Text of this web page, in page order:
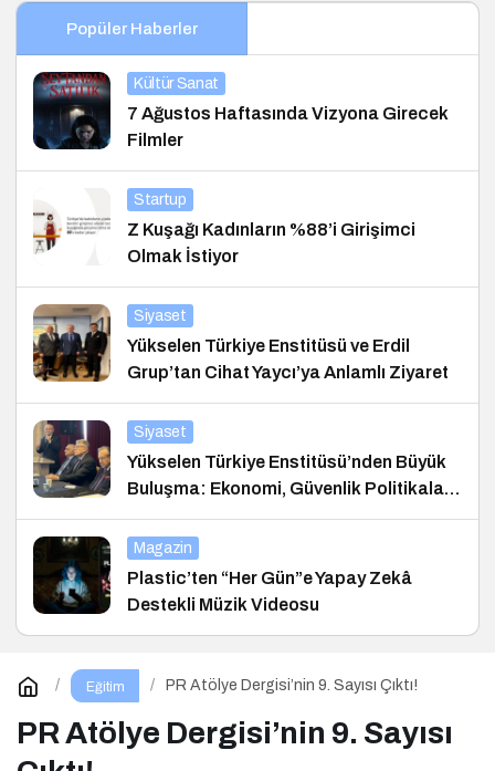
Popüler Haberler
Kültür Sanat
7 Ağustos Haftasında Vizyona Girecek
Filmler
Startup
Z Kuşağı Kadınların %88’i Girişimci
Olmak İstiyor
Siyaset
Yükselen Türkiye Enstitüsü ve Erdil
Grup’tan Cihat Yaycı’ya Anlamlı Ziyaret
Siyaset
Yükselen Türkiye Enstitüsü’nden Büyük
Buluşma: Ekonomi, Güvenlik Politikaları
ve Hukuk Konferansı
Magazin
Plastic’ten “Her Gün”e Yapay Zekâ
Destekli Müzik Videosu
Eğitim PR Atölye Dergisi’nin 9. Sayısı Çıktı!
PR Atölye Dergisi’nin 9. Sayısı